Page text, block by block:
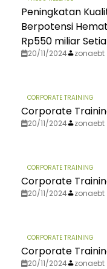
Peningkatan
Berpotensi
Rp550 miliar
20/11/2024 zonaebt
CORPORATE TRAINING
Corporate
20/11/2024 zonaebt
CORPORATE TRAINING
Corporate
20/11/2024 zonaebt
CORPORATE TRAINING
Corporate
20/11/2024 zonaebt